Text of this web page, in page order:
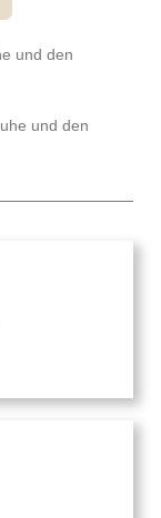
und den
und den